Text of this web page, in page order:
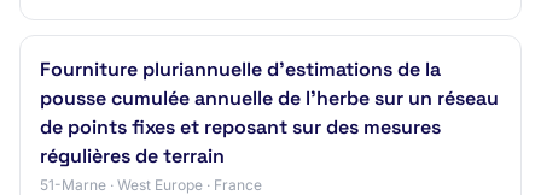
Fourniture pluriannuelle d'estimations de la
pousse cumulée annuelle de l'herbe sur un réseau
de points fixes et reposant sur des mesures
régulières de terrain
51-Marne · West Europe · France